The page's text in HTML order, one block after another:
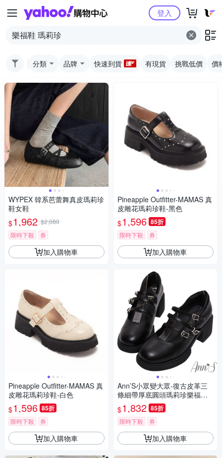
Yahoo購物中心登入
分類 品牌 快速到貨 有現貨 挑戰低價 價
WYPEX 韓系芭蕾舞真皮瑪莉珍
鞋女鞋
$1,962 $2,080
限時下殺
券
加入購物車
Pineapple Outfitter-MAMAS 真
皮雕花瑪莉珍鞋-白色
$1,596 85折
限時下殺 券
加入購物車
Pineapple Outfitter-MAMAS 真
皮雕花瑪莉珍鞋-黑色
$1,596 85折
限時下殺 券
加入購物車
Ann’S小眾變大眾-復古皮革三
條細帶厚底圓頭瑪莉珍樂福鞋6
cm-黑
$1,832 85折
限時下殺 券
加入購物車